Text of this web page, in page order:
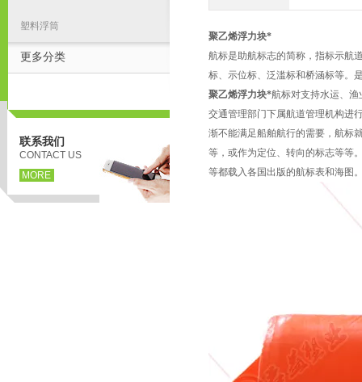
塑料浮筒
更多分类
联系我们
CONTACT US
MORE
聚乙烯浮力块*
航标是助航标志的简称，指标示航
标、示位标、泛滥标和桥涵标等。
聚乙烯浮力块*航标对支持水运、
交通管理部门下属航道管理机构进
渐不能满足船舶航行的需要，航标
等，或作为定位、转向的标志等等
等都载入各国出版的航标表和海图